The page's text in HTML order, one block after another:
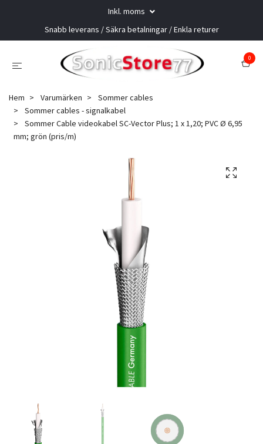
Inkl. moms
Snabb leverans / Säkra betalningar / Enkla returer
0
Hem Varumärken
Sommer cables
Sommer cables - signalkabel
Sommer Cable videokabel SC-Vector Plus; 1 x 1,20; PVC Ø 6,95
mm; grön (pris/m)